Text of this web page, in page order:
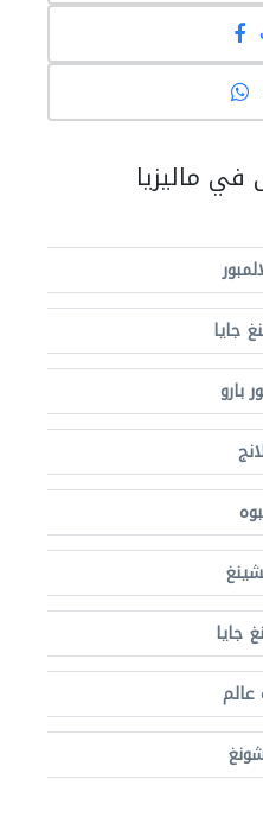
ماليزيا
جايا
بارو
جايا